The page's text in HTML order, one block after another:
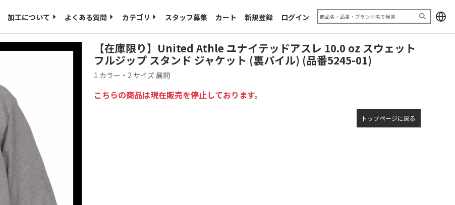
加工について よくある質問 カテゴリ スタッフ募集 カート 新規登録 ログイン
特定商取引に基づく表記 プライバシーポリシー 利用規約 推奨ブラウザ
2025」
ご入稿用のテンプレート 海外発送について お問い合わせフォーム
【在庫限り】United Athle ユナイテッドアスレ 10.0 oz スウェット
フルジップ スタンド ジャケット (裏パイル) (品番5245-01)
1 カラー・2 サイズ 展開
こちらの商品は現在販売を停止しております。
トップページに戻る